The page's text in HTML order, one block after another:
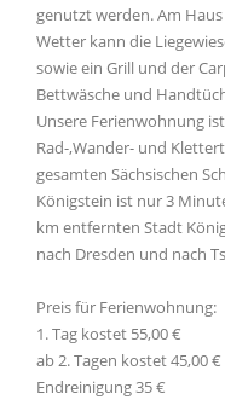
genutzt werden. Am
Wetter kann die
sowie ein Grill und der
Bettwäsche und
Unsere Ferienwohnung
Rad-,Wander- und
gesamten Sächsischen
Königstein ist nur 3
km entfernten Stadt
nach Dresden und nach
Preis für Ferienwohnung:
1. Tag kostet 55,00 €
ab 2. Tagen kostet 45,00 €
Endreinigung 35 €